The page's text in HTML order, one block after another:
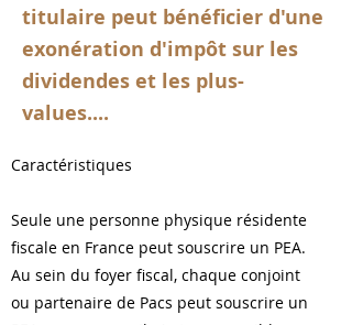
titulaire peut bénéficier d'une
exonération d'impôt sur les
dividendes et les plus-
values....
Caractéristiques
​Seule une personne physique résidente
fiscale en France peut souscrire un PEA.
Au sein du foyer fiscal, chaque conjoint
ou partenaire de Pacs peut souscrire un